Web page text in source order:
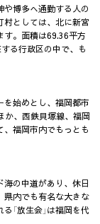
博多へ通勤する人の
としては、北に新宮
す。面積は69.36平方
る行政区の中で、も
始めとし、福岡都市
か、西鉄貝塚線、福岡
福岡市内でもっとも
の中道があり、休日
県内でも有名な大きな
「放生会」は福岡を代